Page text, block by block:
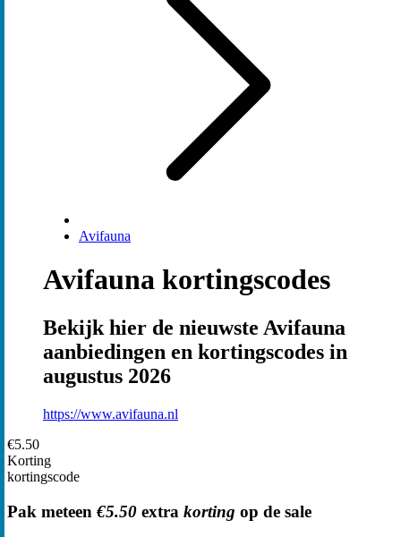
Avifauna
Avifauna kortingscodes
Bekijk hier de nieuwste Avifauna
aanbiedingen en kortingscodes in
augustus 2026
https://www.avifauna.nl
€5.50
Korting
kortingscode
Pak meteen €5.50 extra korting op de sale